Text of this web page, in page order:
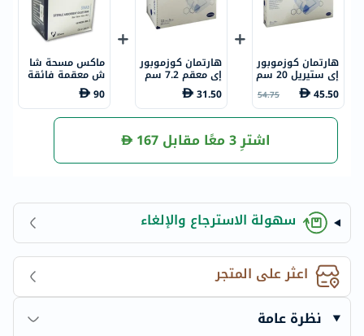
هارتمان كوزموبور
إي ستيريل 20 سم
× 10 سم حزمة من
25
45.50
54.75
هارتمان كوزموبور
إي معقم 7.2 سم
× 5 سم 50 قطعة
31.50
ماكس مسحة شا
ش معقمة فائقة
ت، 100 قطع
90
اشترِ 3 معًا مقابل 167
سهولة الاسترجاع والإلغاء
اعثر على المتجر
نظرة عامة